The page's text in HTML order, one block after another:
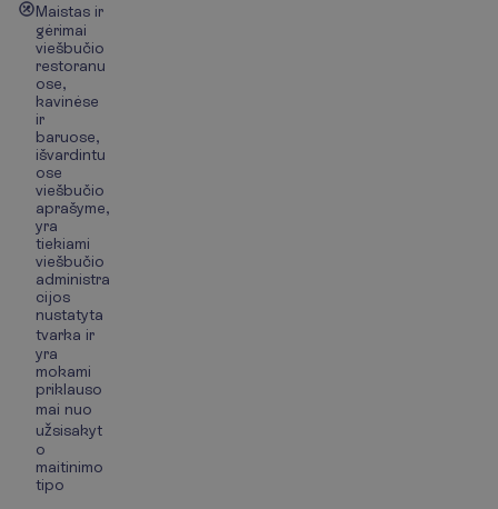
Maistas ir
gėrimai
viešbučio
restoranu
ose,
kavinėse
ir
baruose,
išvardintu
ose
viešbučio
aprašyme,
yra
tiekiami
viešbučio
administra
cijos
nustatyta
tvarka ir
yra
mokami
priklauso
mai nuo
užsisakyt
o
maitinimo
tipo